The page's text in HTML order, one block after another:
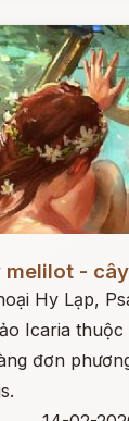
-
Hy Lạp,
Icaria thuộc
đơn